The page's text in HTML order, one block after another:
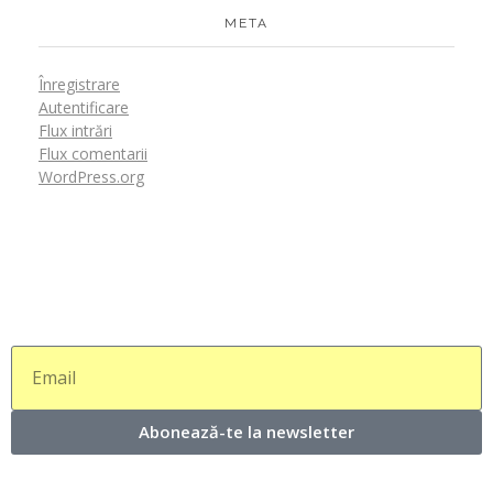
META
Înregistrare
Autentificare
Flux intrări
Flux comentarii
WordPress.org
Abonează-te la newsletter